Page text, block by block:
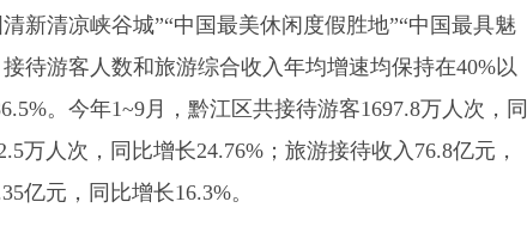
新清凉峡谷城”“中国最美休闲度假胜地”“中国最具魅
待游客人数和旅游综合收入年均增速均保持在40%以
。今年1~9月，黔江区共接待游客1697.8万人次，同
万人次，同比增长24.76%；旅游接待收入76.8亿元，
亿元，同比增长16.3%。